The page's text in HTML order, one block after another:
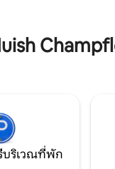
ำ มี
ที่ชั้น
ลบอร์ดแบบยืน
เพียง 8 นาที
บริเวณที่พัก